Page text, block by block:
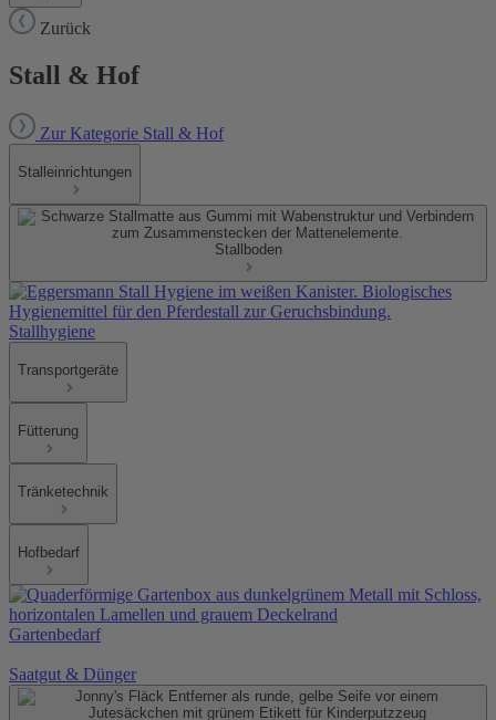
Zurück
Stall & Hof
Zur Kategorie Stall & Hof
Stalleinrichtungen
Stallboden
Stallhygiene
Transportgeräte
Fütterung
Tränketechnik
Hofbedarf
Gartenbedarf
Saatgut & Dünger